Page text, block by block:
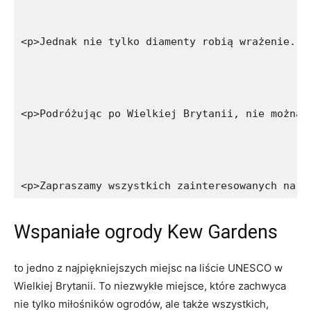
<p>Jednak nie tylko diamenty robią wrażenie.
<p>Podróżując po Wielkiej Brytanii, nie można
<p>Zapraszamy wszystkich zainteresowanych
Wspaniałe ogrody⁣ Kew ​Gardens
to jedno z najpiękniejszych⁢ miejsc na liście⁤ UNESCO w
Wielkiej Brytanii. To ⁢niezwykłe miejsce, które zachwyca
nie tylko miłośników ogrodów, ‍ale także wszystkich,